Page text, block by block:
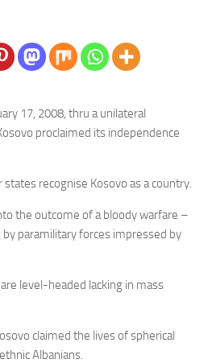
17, 2008, thru a unilateral
proclaimed its independence
recognise Kosovo as a country.
the outcome of a bloody warfare –
paramilitary forces impressed by
level-headed lacking in mass
claimed the lives of spherical
Albanians.